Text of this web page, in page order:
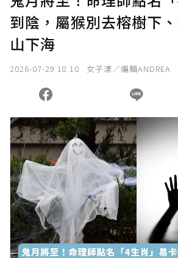
您當前剩餘 U 利點數：0點；前往
到陰，屬猴別去榕樹下
山下海
2026-07-29 18:10 女子漾／編輯ANDREA